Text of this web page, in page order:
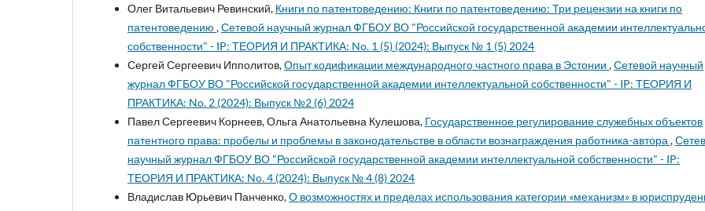
Олег Витальевич Ревинский, Книги по патентоведению: Книги по патентоведению: Три рецензии на книги по
патентоведению ,Сетевой научный журнал ФГБОУ ВО "Российской государственной академии
собственности" - IP: ТЕОРИЯ И ПРАКТИКА: No. 1 (5) (2024): Выпуск № 1 (5) 2024
Сергей Сергеевич Ипполитов,Опыт кодификации международного частного права в Эстонии ,Сетевой научный
журнал ФГБОУ ВО "Российской государственной академии интеллектуальной собственности" - IP: ТЕОРИЯ И
ПРАКТИКА: No. 2 (2024): Выпуск №2 (6) 2024
Павел Сергеевич Корнеев, Ольга Анатольевна Кулешова, Государственное регулирование служебных объектов
патентного права: пробелы и проблемы в законодательстве в области вознаграждения работника-автора ,
научный журнал ФГБОУ ВО "Российской государственной академии интеллектуальной собственности" - IP:
ТЕОРИЯ И ПРАКТИКА: No. 4 (2024): Выпуск № 4 (8) 2024
Владислав Юрьевич Панченко,О возможностях и пределах использования категории «механизм» в